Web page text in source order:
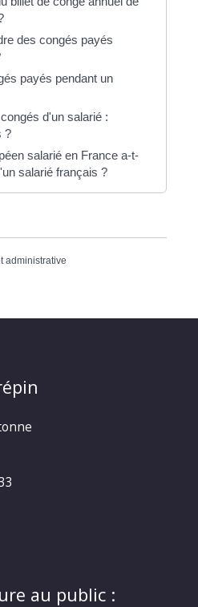
des congés payés
payés pendant un
d'un salarié :
?
salarié en France a-t-
salarié français ?
administrative
au public :